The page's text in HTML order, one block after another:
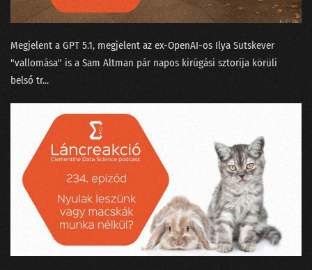
Megjelent a GPT 5.1⁠, megjelent az ex-OpenAI-os ⁠Ilya Sutskever
"vallomása"⁠ is a Sam Altman pár napos kirúgási sztorija körüli
belső tr...